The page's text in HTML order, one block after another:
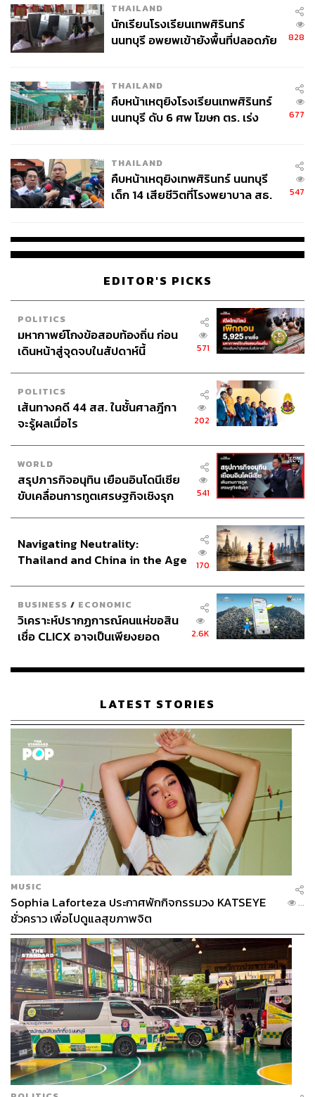
ต้นทุนเพื่อรักษากำไร EBITDA ผ่านการให้ความสำคัญของ
การบริหารต้นทุน โดยคาดว่างบลงทุนโครงข่าย 4G, 5G และ
อินเทอรเ์น็ตบ้านน่าจะอยู่ที่ 35,000 ล้านบาทตามเดิม และ
True ยังรักษาฐานลูกค้าได้เหนียวแน่น รายได้ต่อเลขหมาย
เติบโต แต่กำไรหดตัว 96.4%
ข้ามมาดูที่ฝั่ง True (TRUE) หรือ ทรู คอร์ปอเรชั่น จํากัด กัน
บ้าง รายได้ของพวกเขาในไตรมาสที่ 3 อยู่ที่ 33,008 ล้านบาท
ลดลงจากปีที่แล้วราว-10.1%ส่วนกำไรสุทธิคือ 104.15 ล้าน
บาท หดตัวจากช่วงเวลาเดียวกันของปีก่อนหน้ามากกว่า
-96.4%เลยทีเดียว เหตุผลหลักๆ มาจากกำลังซื้อที่หดตัวและ
การขาดหายไปของรายได้จากนักท่องเที่ยว
ฐานผู้ใช้บริการโทรศัพท์เคลื่อนที่ปัจจุบันรวมอยู่ที่ 30.1 ล้าน
เลขหมาย คงที่จากปีที่แล้ว แบ่งเป็นผู้ใช้บริการในระบบราย
เดือน (Postpaid) ที่ 9.3 ล้านเลขหมายหรือคิดเป็นสัดส่วน
เงิน (Prepaid) อยู่ที่ 20.8 ล้านเลขหมาย คิดเป็นสัดส่วน 69.1%
ของผู้ใช้งานทั้งหมด และมีรายได้เฉลี่ยต่อเลขหมาย (APRU)
อยู่ที่ 217 บาทต่อเดือน ปรับเพิ่มขึ้น+3.3% จากปีที่แล้ว
ในกลุ่มธุรกิจอื่นๆ True มีรายได้จากการใหบริการของ
อินเตอร์เน็ตบ้าน ‘ทรูออนไลน์’ 9.5 พันล้านบาท เพิ่มขึ้น+1%
จากปีก่อน ซึ่งเป็นผลมาจากความต้องการใช้อินเทอร์เน็ตบ้าน
ความเร็วสูงเติบโตจากปีที่แล้ว +4.3%โดยมีจำนวนผู้ใช้งาน
เพิ่มขึ้นสู่ระดับ 4.1 ล้านราย และมีรายได้ APRU ต่อผู้ใช้งาน
หนึ่งคนที่ 534 บาทต่อเดือน ปรับลงจากปีที่แล้วจากสภาวะ
การแข่งขันในอุตสาหกรรม
ฝั่ง ‘ทรูวิชั่นส์’ ทำรายได้ให้กับ True มากกว่า 2.6 พันล้านบาท
ทรงตัวจากไตรมาสก่อน เนื่องจากฐานลูกค้าพรีเมียม โดย
เฉพาะลูกค้ากลุ่มธุรกิจโรงแรมปรับตัวเพิ่มขึ้น และฐานลูกค้า
ทั่วไปยังคงเติบโต โดยสามารถชดเชยรายได้จากการให้
บริการอื่น (ประกอบด้วย รายได้จากธุรกิจบันเทิง การโฆษณา
สปอนเซอร์ และรายได้อื่น) ที่ลดลงเป็น 922 ล้านบาท
THAILAND
นักเรียนโรงเรียนเทพศิรินทร์
นนทบุรี อพยพเข้ายังพื้นที่ปลอดภัย
828
THAILAND
คืบหน้าเหตุยิงโรงเรียนเทพศิรินทร์
นนทบุรี ดับ 6 ศพ โฆษก ตร. เร่ง
677
THAILAND
คืบหน้าเหตุยิงเทพศิรินทร์ นนทบุรี
เด็ก 14 เสียชีวิตที่โรงพยาบาล สธ.
547
EDITOR'S PICKS
POLITICS
มหากาพย์โกงข้อสอบท้องถิ่น ก่อน
เดินหน้าสู่จุดจบในสัปดาห์นี้
571
POLITICS
เส้นทางคดี 44 สส. ในชั้นศาลฎีกา
จะรู้ผลเมื่อไร
202
WORLD
สรุปภารกิจอนุทิน เยือนอินโดนีเซีย
ขับเคลื่อนการทูตเศรษฐกิจเชิงรุก
541
Navigating Neutrality:
Thailand and China in the Age
170
BUSINESS / ECONOMIC
วิเคราะห์ปรากฏการณ์คนแห่ขอสิน
เชื่อ CLICX อาจเป็นเพียงยอด
เรือนไทยที่ถูกซุกไว้
2.6K
LATEST STORIES
MUSIC
Sophia Laforteza ประกาศพักกิจกรรมวง KATSEYE
ชั่วคราว เพื่อไปดูแลสุขภาพจิต
...